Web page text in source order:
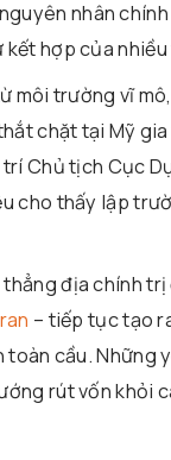
nhân
kết hợp của
môi trường vĩ
chặt tại Mỹ
trí Chủ tịch Cục
cho thấy lập
địa chính
– tiếp tục tạo
cầu. Những
rút vốn khỏi